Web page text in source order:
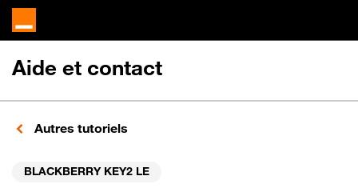
Aide et contact
Autres tutoriels
BLACKBERRY KEY2 LE